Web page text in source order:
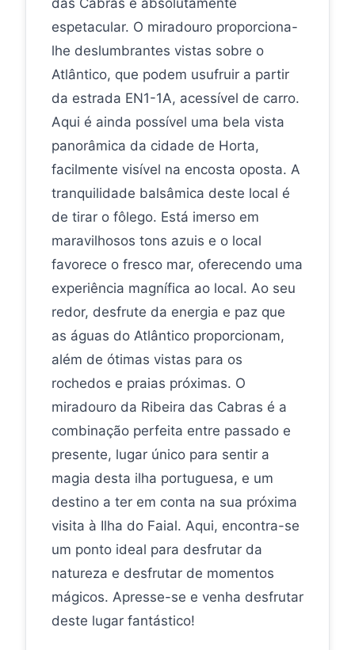
das Cabras é absolutamente
espetacular. O miradouro proporciona-
lhe deslumbrantes vistas sobre o
Atlântico, que podem usufruir a partir
da estrada EN1-1A, acessível de carro.
Aqui é ainda possível uma bela vista
panorâmica da cidade de Horta,
facilmente visível na encosta oposta. A
tranquilidade balsâmica deste local é
de tirar o fôlego. Está imerso em
maravilhosos tons azuis e o local
favorece o fresco mar, oferecendo uma
experiência magnífica ao local. Ao seu
redor, desfrute da energia e paz que
as águas do Atlântico proporcionam,
além de ótimas vistas para os
rochedos e praias próximas. O
miradouro da Ribeira das Cabras é a
combinação perfeita entre passado e
presente, lugar único para sentir a
magia desta ilha portuguesa, e um
destino a ter em conta na sua próxima
visita à Ilha do Faial. Aqui, encontra-se
um ponto ideal para desfrutar da
natureza e desfrutar de momentos
mágicos. Apresse-se e venha desfrutar
deste lugar fantástico!